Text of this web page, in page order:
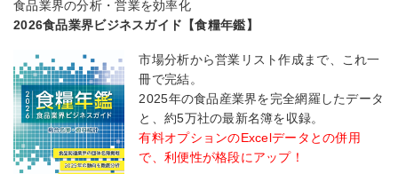
食品業界の分析・営業を効率化
2026食品業界ビジネスガイド【食糧年鑑】
市場分析から営業リスト作成まで、これ一
冊で完結。
2025年の食品産業界を完全網羅したデータ
と、約5万社の最新名簿を収録。
有料オプションのExcelデータとの併用
で、利便性が格段にアップ！